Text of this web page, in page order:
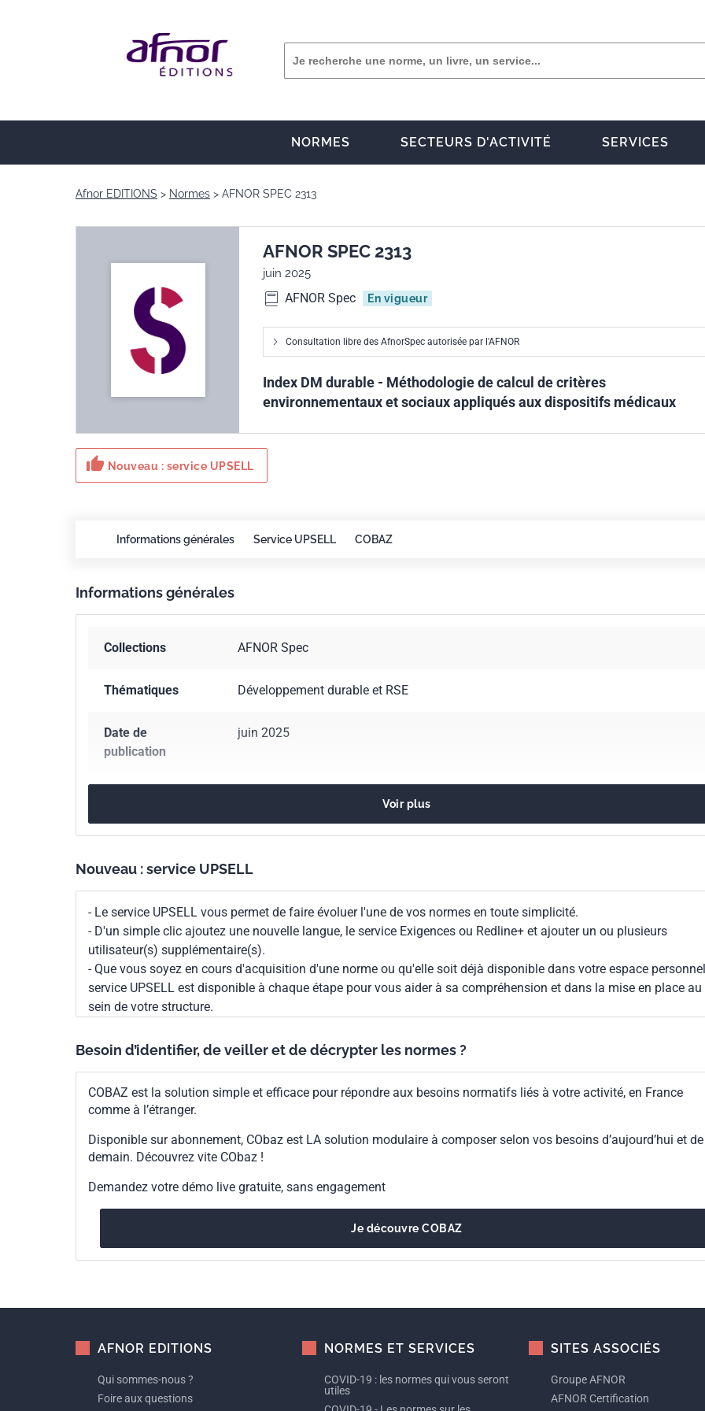
NORMES SECTEURS D'ACTIVITÉ SERVICES
Afnor EDITIONS Normes AFNOR SPEC 2313
AFNOR SPEC 2313
juin 2025
AFNOR Spec En vigueur
Consultation libre des AfnorSpec autorisée par l'AFNOR
Index DM durable - Méthodologie de calcul de critères
environnementaux et sociaux appliqués aux dispositifs médicaux
thumb_up Nouveau : service UPSELL
Informations générales Service UPSELL COBAZ
Informations générales
Collections AFNOR Spec
Thématiques Développement durable et RSE
Date de
publication
juin 2025
Référence AFNOR SPEC 2313
Codes ICS 11.040.20
11.040.40Implants chirurgicaux, prothèses et orthèses
13.020.20Économie de l'environnement. Durabilité
Indice de
classement
S99-141
Voir plus
Nouveau : service UPSELL
- Le service UPSELL vous permet de faire évoluer l'une de vos normes en toute simplicité.
- D'un simple clic ajoutez une nouvelle langue, le service Exigences ou Redline+ et ajouter un ou plusieurs
utilisateur(s) supplémentaire(s).
- Que vous soyez en cours d'acquisition d'une norme ou qu'elle soit déjà disponible dans votre espace
service UPSELL est disponible à chaque étape pour vous aider à sa compréhension et dans la mise en place au
sein de votre structure.
Besoin d’identifier, de veiller et de décrypter les normes ?
COBAZ est la solution simple et efficace pour répondre aux besoins normatifs liés à votre activité, en France
comme à l’étranger.
Disponible sur abonnement, CObaz est LA solution modulaire à composer selon vos besoins d’aujourd’hui et de
demain. Découvrez vite CObaz !
Demandez votre démo live gratuite, sans engagement
Je découvre COBAZ
AFNOR EDITIONS
Qui sommes-nous ?
Foire aux questions
NORMES ET SERVICES
COVID-19 : les normes qui vous seront
utiles
SITES ASSOCIÉS
Groupe AFNOR
AFNOR Certification